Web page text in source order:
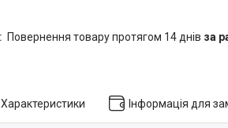
повернення товару протягом 14 днів за
Характеристики Інформація для